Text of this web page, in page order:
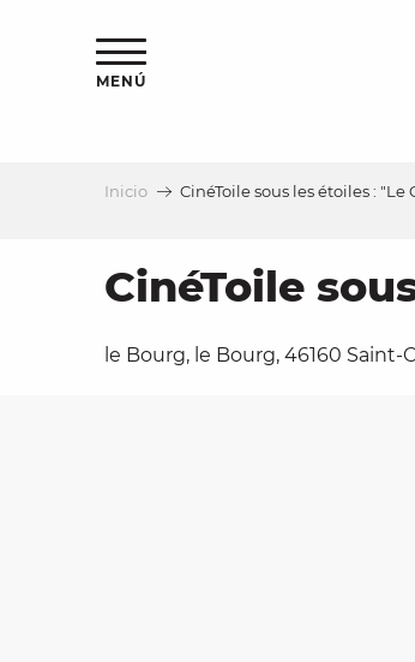
MENÚ
Inicio CinéToile sous les étoiles : "Le
CinéToile
le Bourg, le Bourg, 46160 Saint-